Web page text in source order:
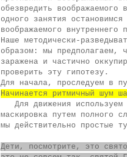
обезвредить
одного занятия
воображаемого внутреннего
Наше методически-
образом: мы предполагаем,
заражена и частично
проверить эту гипотезу.
Для начала, проследуем в
Начинается ритмичный шум
Для движения
маскировка путем полного
мы действительно простые
Дети, посмотрите, это